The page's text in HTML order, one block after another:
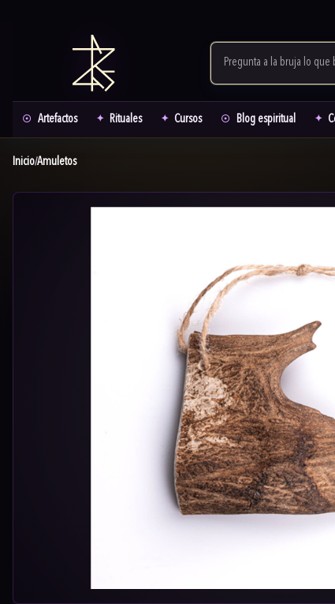
Artefactos Rituales Cursos Blog espiritual
Inicio/Amuletos